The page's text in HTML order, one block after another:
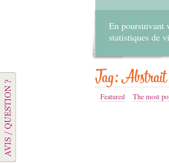
En poursuivant
statistiques de
Tag: Abstrait
Featured The most